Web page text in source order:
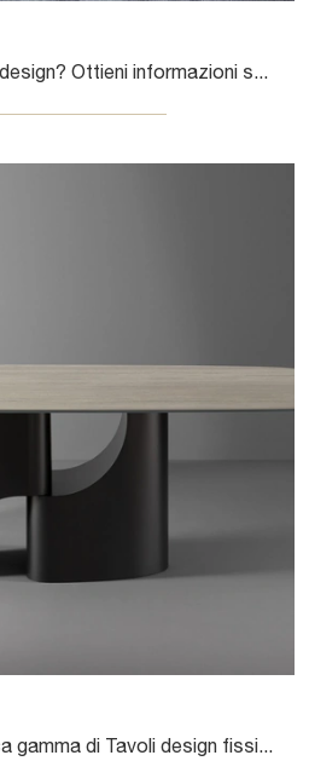
Vuoi completare spazi design? Ottieni informazioni sui tavoli design fissi: il modello da pranzo Torii Rotondo ti aspetta.
Clicca e scopri una ricca gamma di Tavoli design fissi da pranzo! Il modello Taijitu di Bonaldo ti aspetta.